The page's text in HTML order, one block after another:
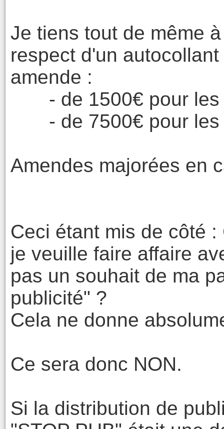
Je tiens tout de même
respect d'un
amende :
- de 1500€ pour les
- de 7500€ pour les
Amendes majorées en
Ceci étant mis de côté
je veuille faire affaire
pas un souhait de ma
publicité" ?
Cela ne donne
Ce sera donc NON.
Si la distribution de